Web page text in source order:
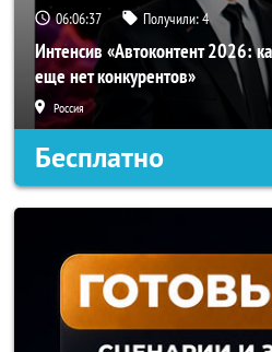
06:06:34 Получили:4
Интенсив «Автоконтент 2026:
еще нет конкурентов»
Россия
Бесплатно